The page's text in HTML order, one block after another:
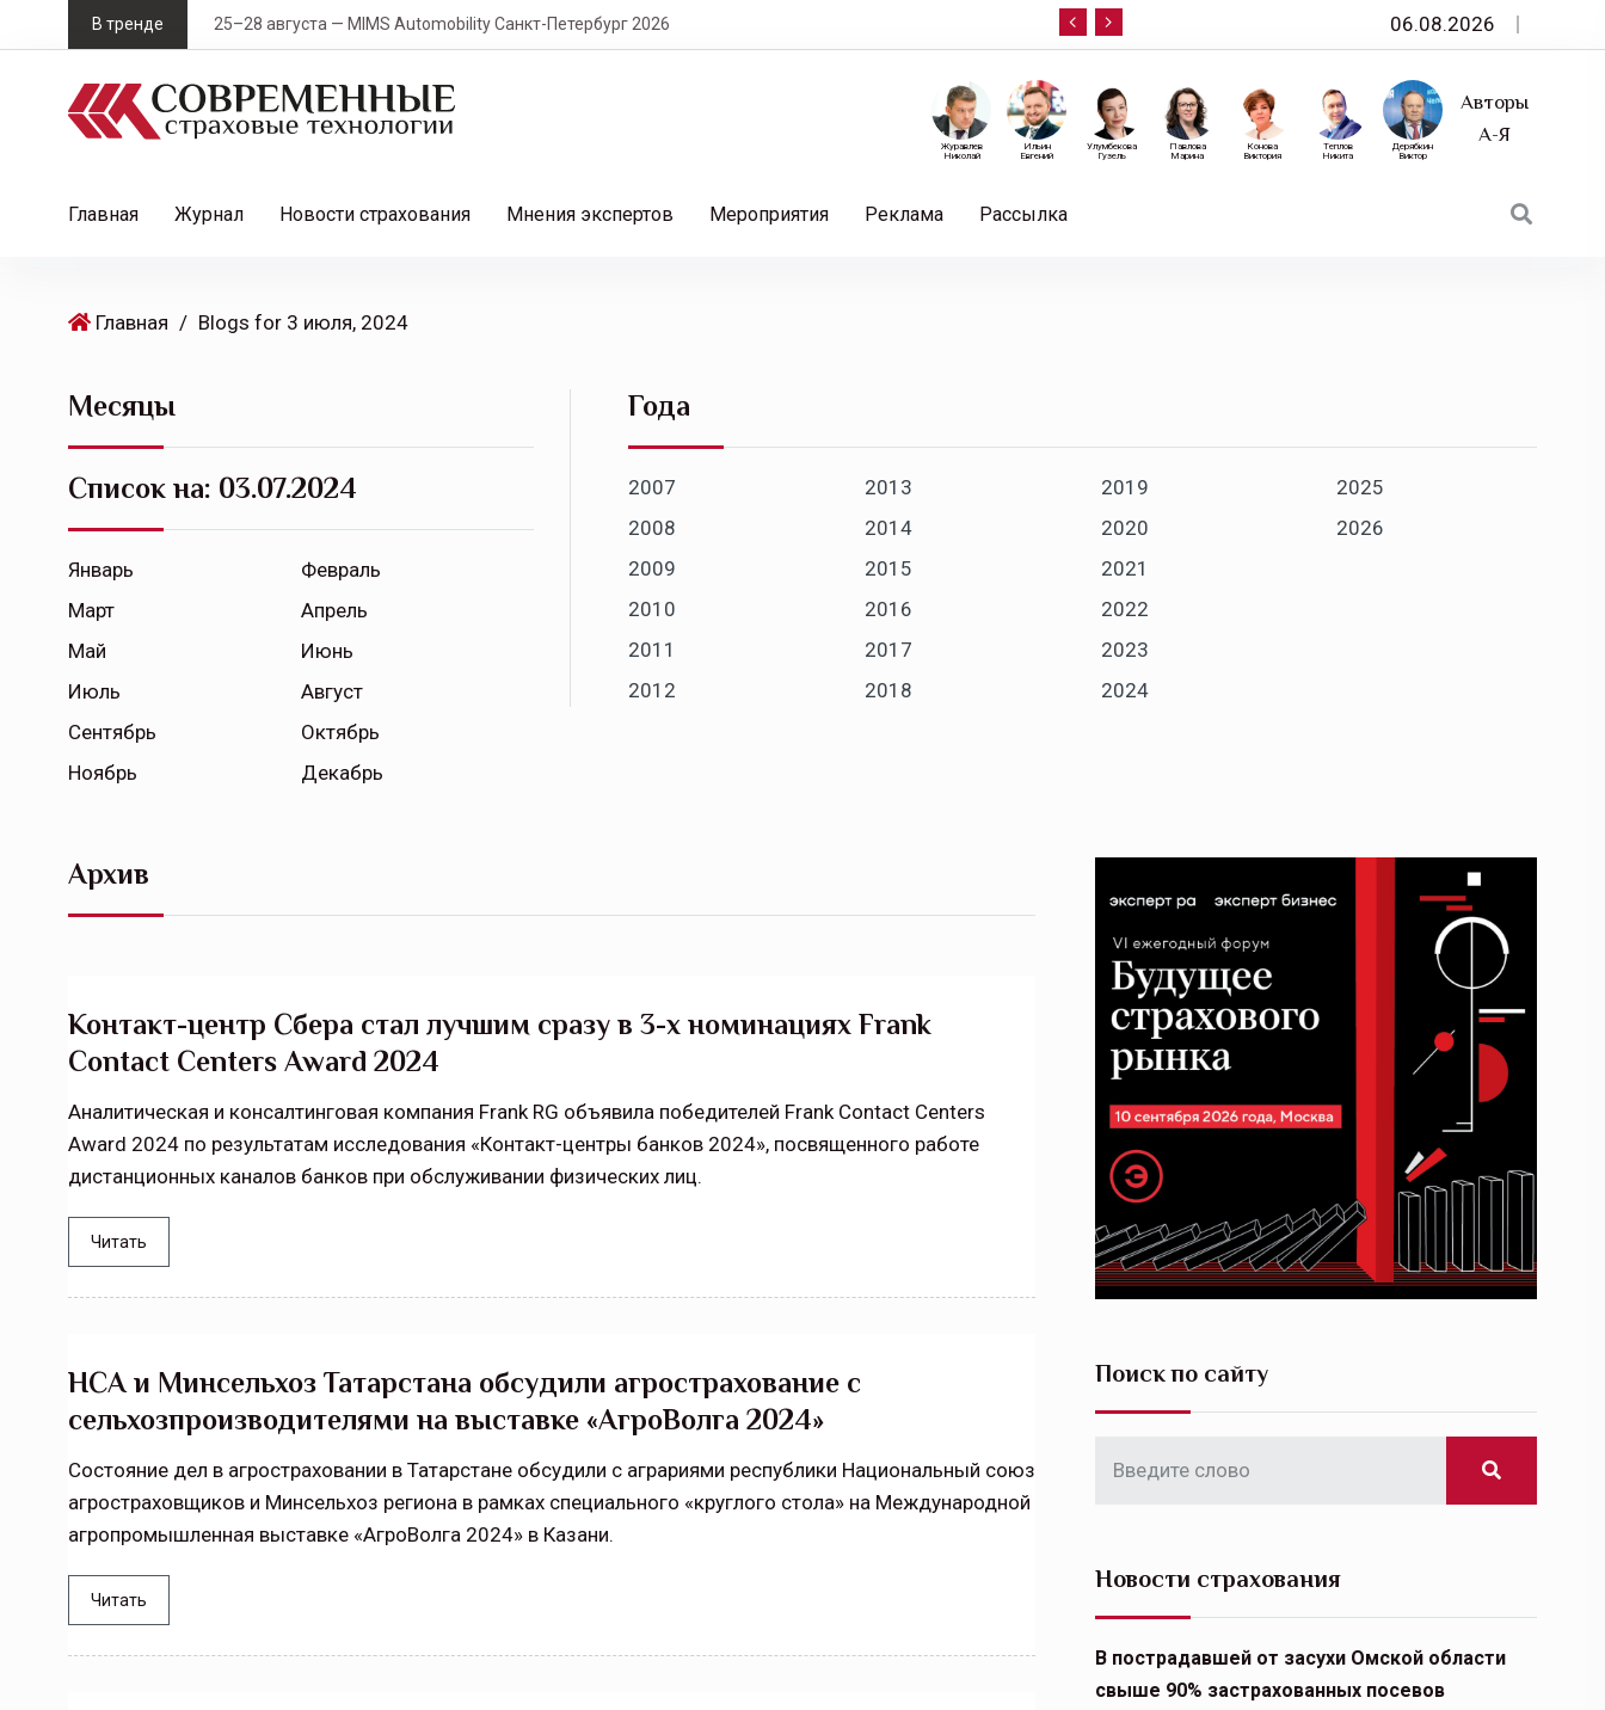
k
В тренде 25–28 августа — MIMS Automobility Санкт-Петербург 2026 10 сентября — «Эксперт РА» приглашает на
06.08.2026
Авторы
А-Я
Дерябкин
Виктор
Теплов
Никита
Конова
Виктория
Павлова
Марина
Улумбекова
Гузель
Ильин
Евгений
Журавлев
Николай
Главная Журнал Новости страхования Мнения экспертов Мероприятия Реклама Рассылка
Главная / Blogs for 3 июля, 2024
Месяцы
Список на: 03.07.2024
Январь
Февраль
Март
Апрель
Май
Июнь
Июль
Август
Сентябрь
Октябрь
Ноябрь
Декабрь
Года
2007
2008
2009
2010
2011
2012
2013
2014
2015
2016
2017
2018
2019
2020
2021
2022
2023
2024
2025
2026
Архив
Контакт-центр Сбера стал лучшим сразу в 3-х номинациях Frank
Contact Centers Award 2024
Аналитическая и консалтинговая компания Frank RG объявила победителей Frank Contact Centers
Award 2024 по результатам исследования «Контакт-центры банков 2024», посвященного работе
дистанционных каналов банков при обслуживании физических лиц.
Читать
НСА и Минсельхоз Татарстана обсудили агрострахование с
сельхозпроизводителями на выставке «АгроВолга 2024»
Состояние дел в агростраховании в Татарстане обсудили с аграриями республики Национальный союз
агростраховщиков и Минсельхоз региона в рамках специального «круглого стола» на Международной
агропромышленная выставке «АгроВолга 2024» в Казани.
Читать
Поиск по сайту
Новости страхования
В пострадавшей от засухи Омской области
свыше 90% застрахованных посевов